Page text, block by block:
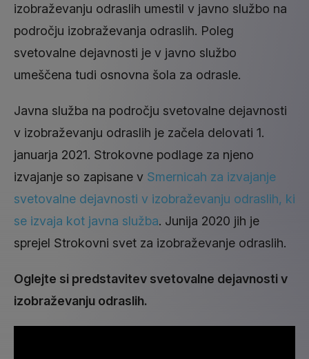
izobraževanju odraslih umestil v javno službo na
področju izobraževanja odraslih. Poleg
svetovalne dejavnosti je v javno službo
umeščena tudi osnovna šola za odrasle.
Javna služba na področju svetovalne dejavnosti
v izobraževanju odraslih je začela delovati 1.
januarja 2021. Strokovne podlage za njeno
izvajanje so zapisane v Smernicah za izvajanje
svetovalne dejavnosti v izobraževanju odraslih, ki
se izvaja kot javna služba. Junija 2020 jih je
sprejel Strokovni svet za izobraževanje odraslih.
Oglejte si predstavitev svetovalne dejavnosti v
izobraževanju odraslih.